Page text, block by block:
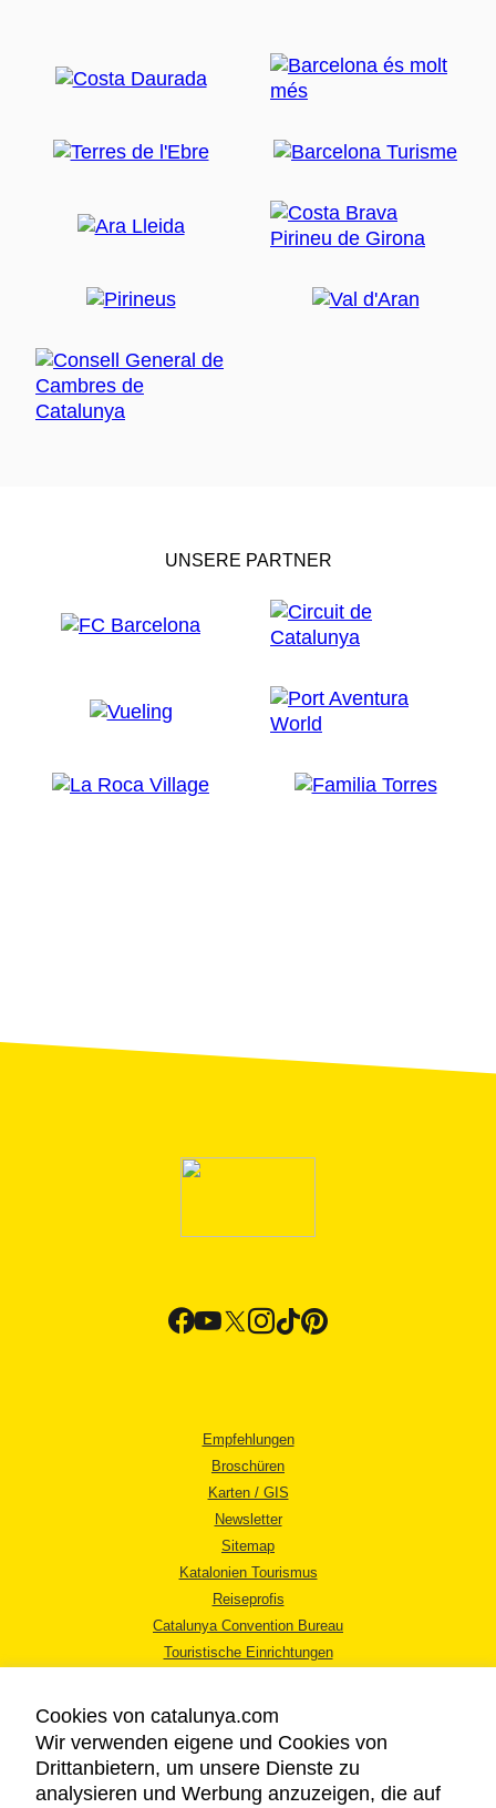
UNSERE PARTNER
Empfehlungen
Broschüren
Karten / GIS
Newsletter
Sitemap
Katalonien Tourismus
Reiseprofis
Catalunya Convention Bureau
Touristische Einrichtungen
Cookies von catalunya.com
Wir verwenden eigene und Cookies von
Drittanbietern, um unsere Dienste zu
analysieren und Werbung anzuzeigen, die auf